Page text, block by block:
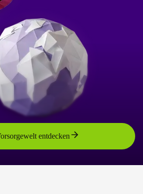
entdecken